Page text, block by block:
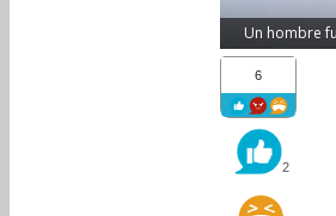
Un hombre
6
2